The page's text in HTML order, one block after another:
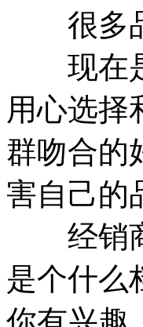
很多品
现在是
用心选择
群吻合的
害自己的
经销商
是个什么